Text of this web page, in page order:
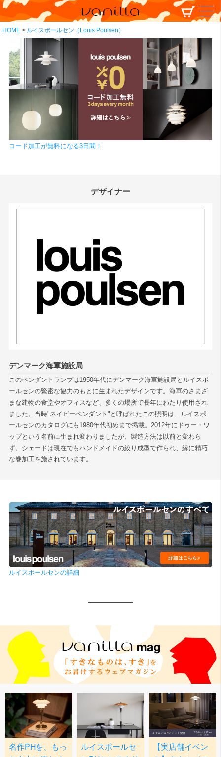
HOME ルイスポールセン（Louis Poulsen）
コード加工が無料になる3日間！
デザイナー
デンマーク海軍施設局
このペンダントランプは1950年代にデンマーク海軍施設局とルイスポ
ールセンの緊密な協力のもとに生まれたデザインです。海軍のさまざ
まな建物の食堂やオフィスなど、多くの場所で長年にわたり使用され
ました。当時"ネイビーペンダント"と呼ばれたこの照明は、ルイスポ
ールセンのカタログにも1980年代初めまで掲載。2012年にドゥー・ワ
ップという名前に生まれ変わりましたが、製造方法は以前と変わら
ず、シェードは現在でもハンドメイドの絞り成型で作られ、縁に精巧
な巻加工を施されています。
ルイスポールセンの詳細